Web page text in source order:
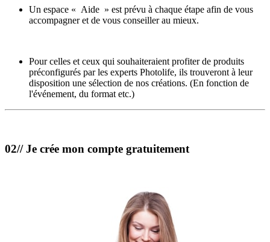
Un espace « Aide » est prévu à chaque étape afin de vous
accompagner et de vous conseiller au mieux.
Pour celles et ceux qui souhaiteraient profiter de produits
préconfigurés par les experts Photolife, ils trouveront à leur
disposition une sélection de nos créations. (En fonction de
l'événement, du format etc.)
02// Je crée mon compte gratuitement